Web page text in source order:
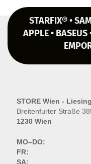
STARFIX® •
APPLE • BASEUS
STORE Wien - Liesing
Breitenfurter Straße
1230 Wien
MO–DO:
FR:
SA: